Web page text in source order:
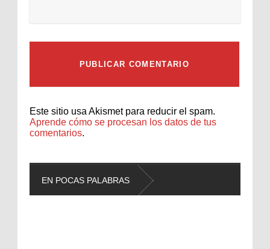
Este sitio usa Akismet para reducir el spam.
Aprende cómo se procesan los datos de tus
comentarios.
EN POCAS PALABRAS